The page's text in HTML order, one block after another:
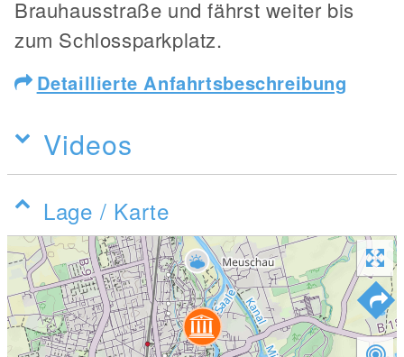
Brauhausstraße und fährst weiter bis
zum Schlossparkplatz.
Detaillierte Anfahrtsbeschreibung
Videos
Lage / Karte